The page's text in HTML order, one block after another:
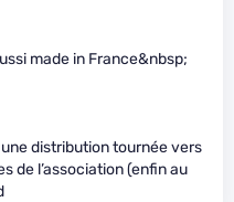
made in France&nbsp;
distribution tournée vers
de l’association (enfin au